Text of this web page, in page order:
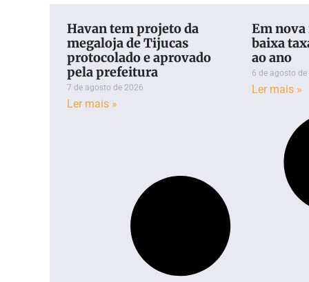
Havan tem projeto da
megaloja de Tijucas
protocolado e aprovado
pela prefeitura
7 de agosto de 2026
Ler mais »
Em nova
baixa
ao ano
6 de agosto
Ler mais »